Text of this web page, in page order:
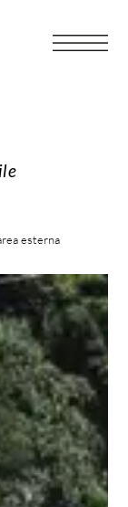
esterna